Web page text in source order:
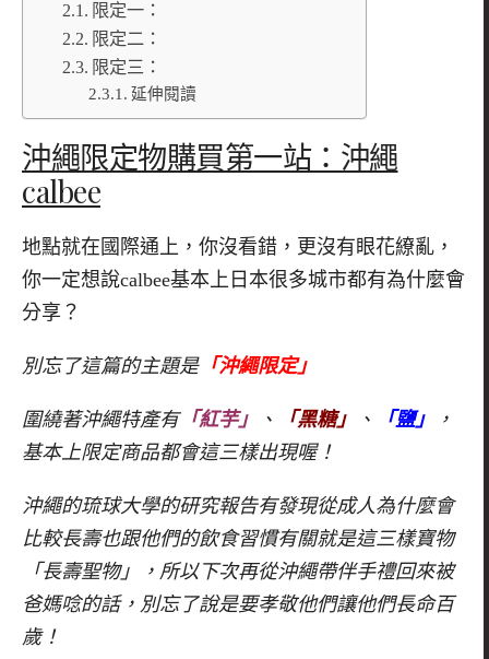
限定一：
限定二：
限定三：
延伸閱讀
沖繩限定物購買第一站：沖繩
calbee
地點就在國際通上，你沒看錯，更沒有眼花繚亂，
你一定想說calbee基本上日本很多城市都有為什麼會
分享？
別忘了這篇的主題是「沖繩限定」
圍繞著沖繩特產有「紅芋」 、 「黑糖」 、 「鹽」
，
基本上限定商品都會這三樣出現喔！
沖繩的琉球大學的研究報告有發現從成人為什麼會
比較長壽也跟他們的飲食習慣有關就是這三樣寶物
「長壽聖物」，所以下次再從沖繩帶伴手禮回來被
爸媽唸的話，別忘了說是要孝敬他們讓他們長命百
歲！